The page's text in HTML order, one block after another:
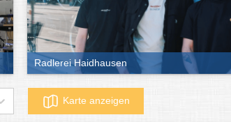
Radlerei Haidhausen
Karte anzeigen